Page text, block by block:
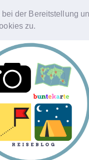
der Bereitstellung
zu.